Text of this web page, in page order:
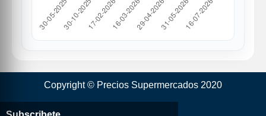
Copyright © Precios Supermercados 2020